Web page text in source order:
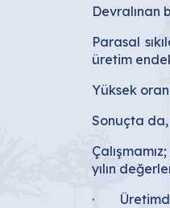
Devralınan
Parasal
üretim
Yüksek
Sonuçta da,
yılın
·